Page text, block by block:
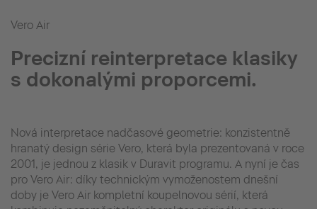
Vero Air
Precizní reinterpretace klasiky
s dokonalými proporcemi.
Nová interpretace nadčasové geometrie: konzistentně
hranatý design série Vero, která byla prezentovaná v roce
2001, je jednou z klasik v Duravit programu. A nyní je čas
pro Vero Air: díky technickým vymoženostem dnešní
doby je Vero Air kompletní koupelnovou sérií, která